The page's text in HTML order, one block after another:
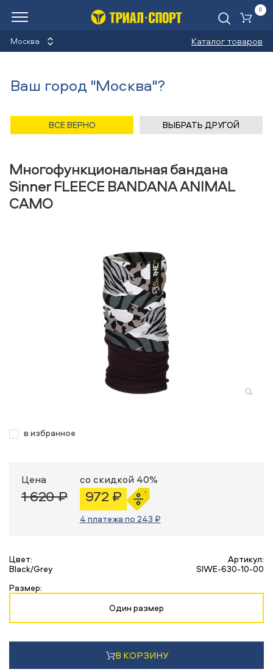
Москва Каталог товаров
0
банданы
Назад/Главная/Каталог/Сноуборды/Аксессуары/
Многофункциональные банданы
Многофункциональная бандана
Sinner FLEECE BANDANA ANIMAL
CAMO
в избранное
Цена
1 620 ₽
со скидкой 40%
972 ₽
4 платежа по 243 ₽
Цвет:
Black/Grey
Артикул:
SIWE-630-10-00
Размер:
Один размер
В КОРЗИНУ
Ваш город "Москва"?
ВСЕ ВЕРНО ВЫБРАТЬ ДРУГОЙ